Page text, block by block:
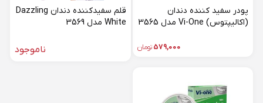
پودر سفید کننده دندان
(اکالیپتوس) Vi-One مدل 3565
579,000 تومان
قلم سفیدکننده دندان Dazzling
White مدل 3569
ناموجود